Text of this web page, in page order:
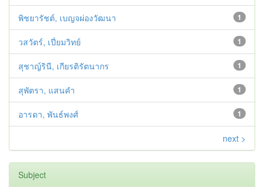
1
พิชยารัชต์, เบญจผ่องวัฒนา
1
วสวัตร์, เปี่ยมวิทย์
1
สุชาญ์รินี, เกียรติรัตนากร
1
สุพัตรา, แสนคำ
1
อารดา, พันธ์พงศ์
next >
Subject